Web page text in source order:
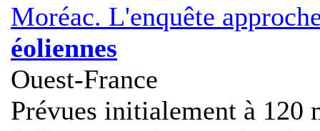
Moréac. L'enquête
éoliennes
Ouest-France
Prévues initialement à 120